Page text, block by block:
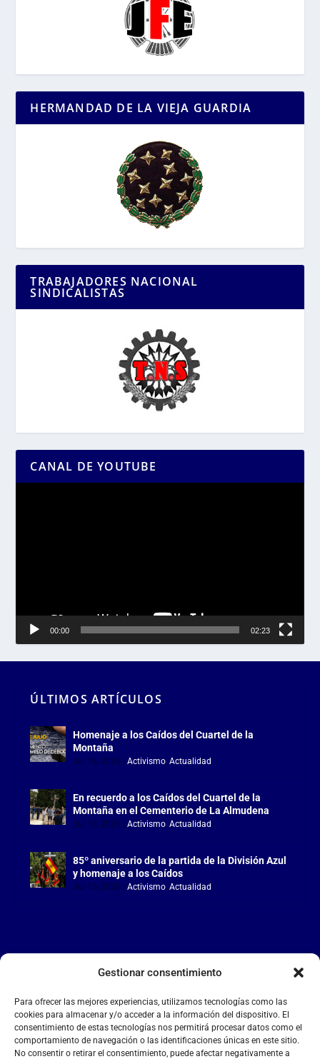
Gestionar consentimiento
Para ofrecer las mejores experiencias, utilizamos tecnologías como las
cookies para almacenar y/o acceder a la información del dispositivo. El
consentimiento de estas tecnologías nos permitirá procesar datos como el
comportamiento de navegación o las identificaciones únicas en este sitio.
No consentir o retirar el consentimiento, puede afectar negativamente a
HERMANDAD DE LA VIEJA GUARDIA
TRABAJADORES NACIONAL
SINDICALISTAS
CANAL DE YOUTUBE
00:00 02:23
ÚLTIMOS ARTÍCULOS
Homenaje a los Caídos del Cuartel de la
Montaña
Jul 18, 2026 |Activismo,Actualidad
En recuerdo a los Caídos del Cuartel de la
Montaña en el Cementerio de La Almudena
Jul 18, 2026 |Activismo,Actualidad
85º aniversario de la partida de la División Azul
y homenaje a los Caídos
Jul 15, 2026 |Activismo,Actualidad
LA FALANGE
Reproductor
de
vídeo